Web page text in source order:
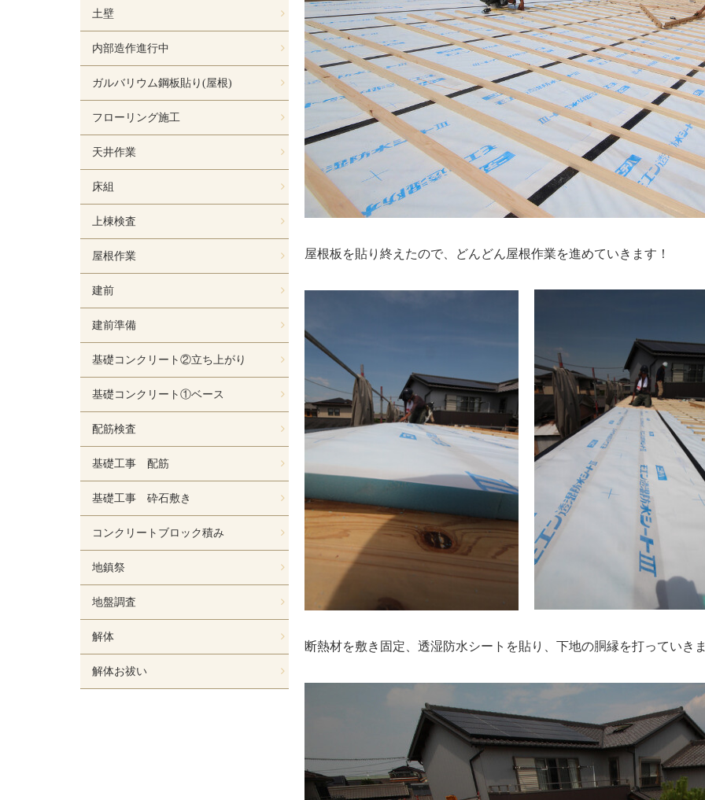
屋根板を貼り終えたので、どんどん屋根作業を進めていきます！
断熱材を敷き固定、透湿防水シートを貼り、下地の胴縁を打っていき
土壁
内部造作進行中
ガルバリウム鋼板貼り(屋根)
フローリング施工
天井作業
床組
上棟検査
屋根作業
建前
建前準備
基礎コンクリート②立ち上がり
基礎コンクリート①ベース
配筋検査
基礎工事 配筋
基礎工事 砕石敷き
コンクリートブロック積み
地鎮祭
地盤調査
解体
解体お祓い